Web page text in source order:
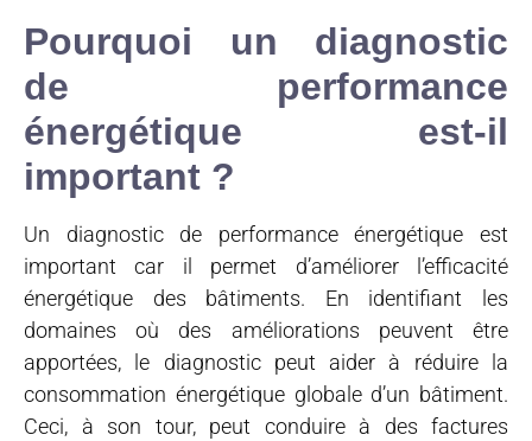
Pourquoi un diagnostic
de performance
énergétique est-il
important ?
Un diagnostic de performance énergétique est
important car il permet d’améliorer l’efficacité
énergétique des bâtiments. En identifiant les
domaines où des améliorations peuvent être
apportées, le diagnostic peut aider à réduire la
consommation énergétique globale d’un bâtiment.
Ceci, à son tour, peut conduire à des factures